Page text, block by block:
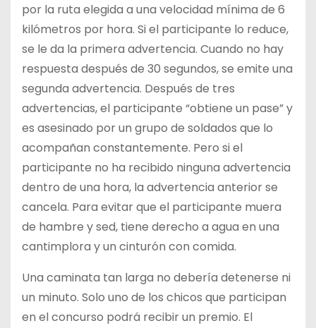
por la ruta elegida a una velocidad mínima de 6
kilómetros por hora. Si el participante lo reduce,
se le da la primera advertencia. Cuando no hay
respuesta después de 30 segundos, se emite una
segunda advertencia. Después de tres
advertencias, el participante “obtiene un pase” y
es asesinado por un grupo de soldados que lo
acompañan constantemente. Pero si el
participante no ha recibido ninguna advertencia
dentro de una hora, la advertencia anterior se
cancela. Para evitar que el participante muera
de hambre y sed, tiene derecho a agua en una
cantimplora y un cinturón con comida.
Una caminata tan larga no debería detenerse ni
un minuto. Solo uno de los chicos que participan
en el concurso podrá recibir un premio. El